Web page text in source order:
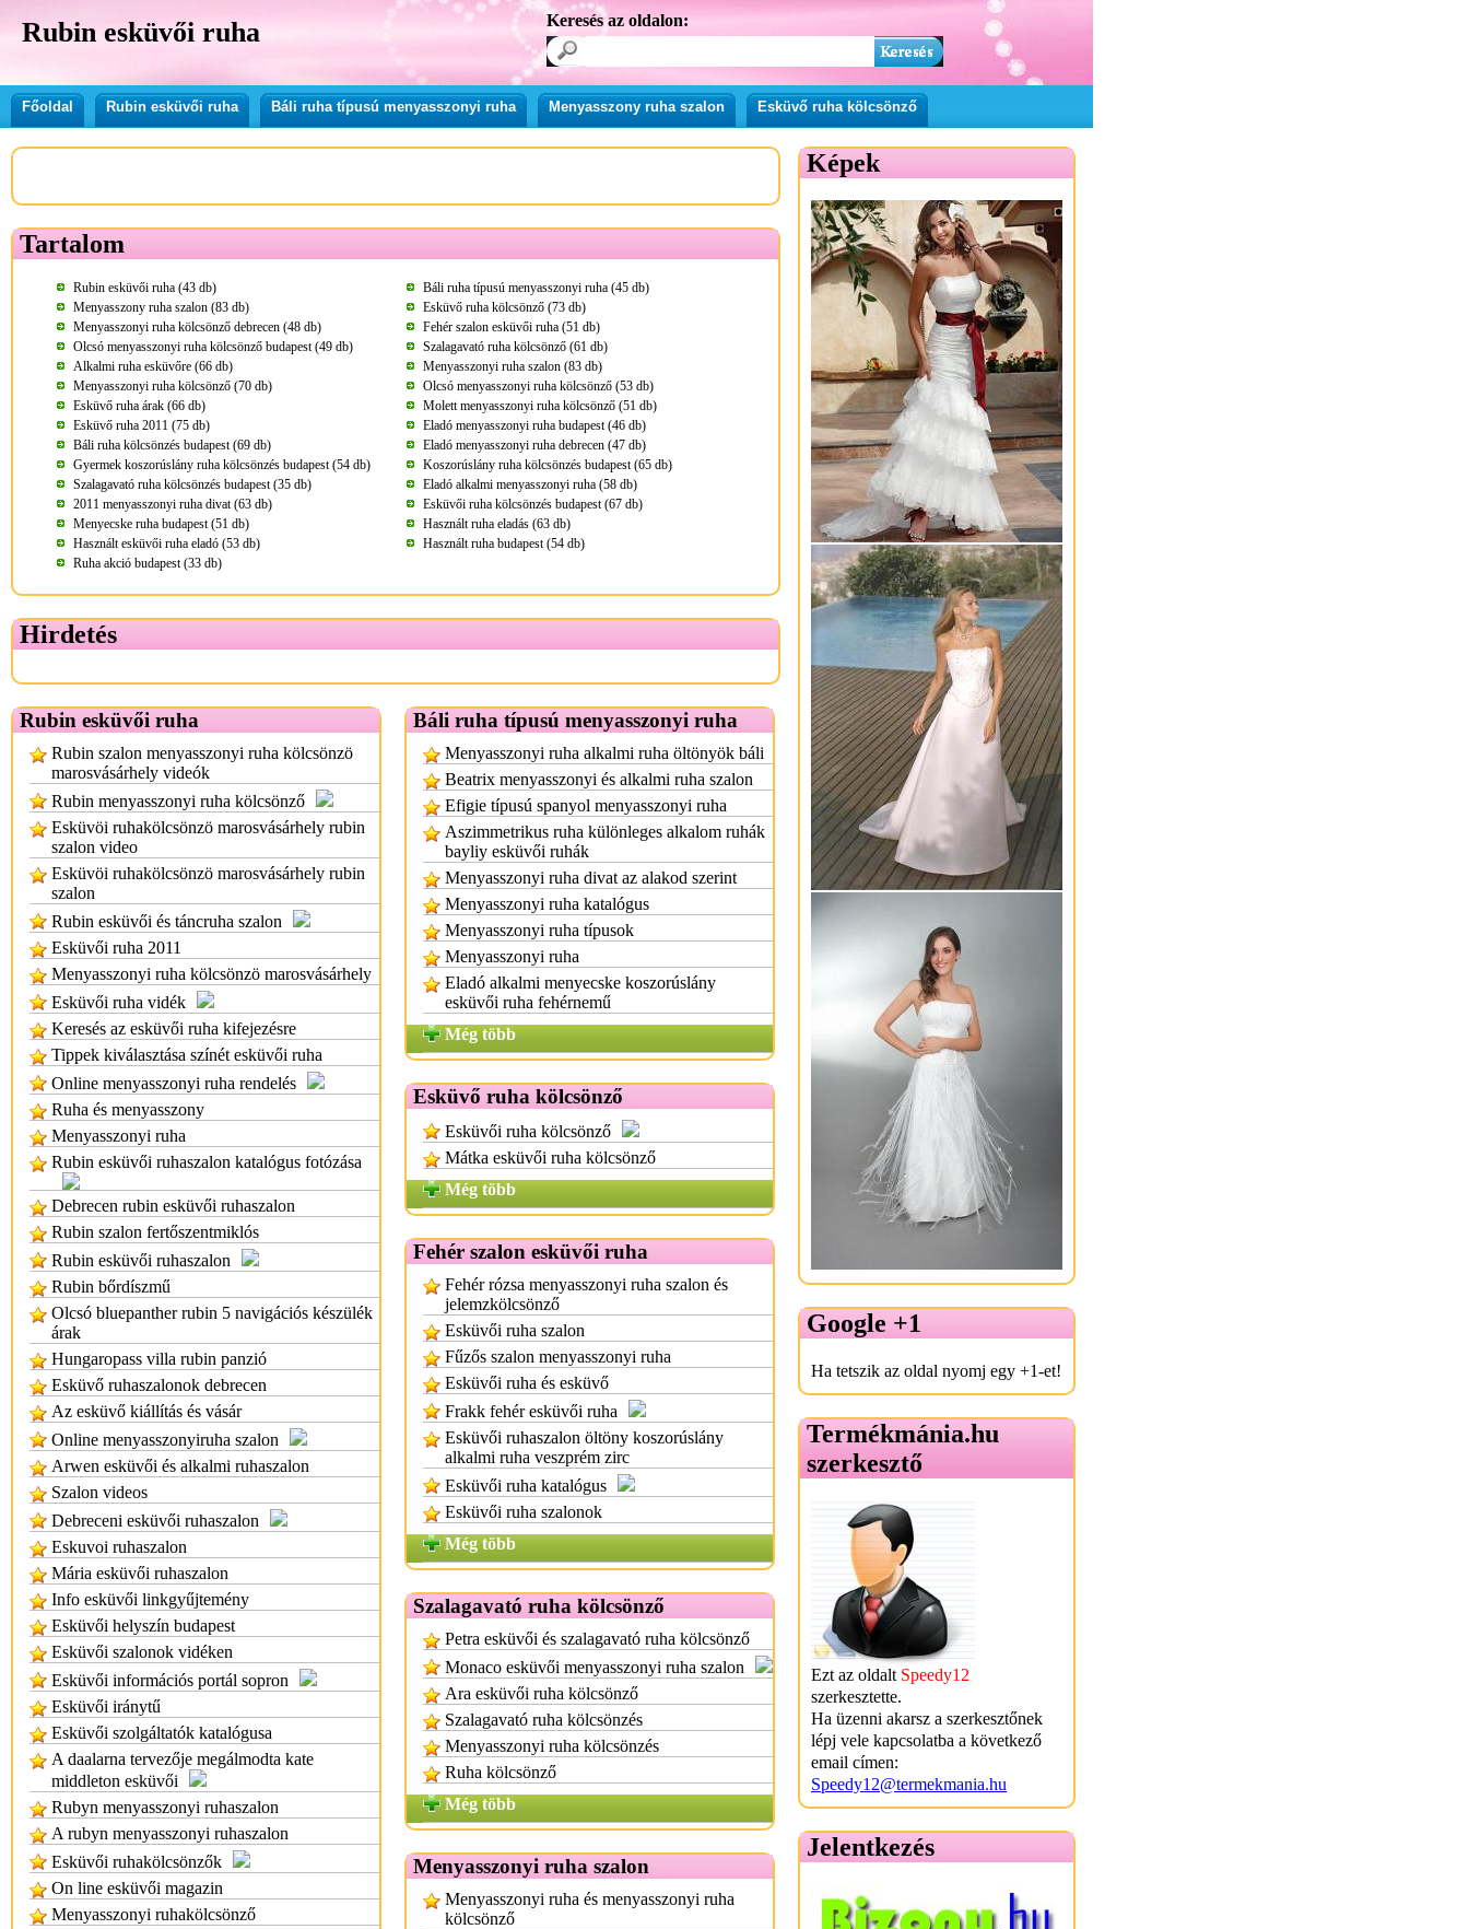
Rubin esküvői ruha Keresés az oldalon:
Főoldal Rubin esküvői ruha Báli ruha típusú menyasszonyi ruha Menyasszony ruha szalon Esküvő ruha kölcsönző
Tartalom
Rubin esküvői ruha (43 db)
Báli ruha típusú menyasszonyi ruha (45 db)
Menyasszony ruha szalon (83 db)
Esküvő ruha kölcsönző (73 db)
Menyasszonyi ruha kölcsönző debrecen (48 db)
Fehér szalon esküvői ruha (51 db)
Olcsó menyasszonyi ruha kölcsönző budapest (49 db)
Szalagavató ruha kölcsönző (61 db)
Alkalmi ruha esküvőre (66 db)
Menyasszonyi ruha szalon (83 db)
Menyasszonyi ruha kölcsönző (70 db)
Olcsó menyasszonyi ruha kölcsönző (53 db)
Esküvő ruha árak (66 db)
Molett menyasszonyi ruha kölcsönző (51 db)
Esküvő ruha 2011 (75 db)
Eladó menyasszonyi ruha budapest (46 db)
Báli ruha kölcsönzés budapest (69 db)
Eladó menyasszonyi ruha debrecen (47 db)
Gyermek koszorúslány ruha kölcsönzés budapest (54 db)
Koszorúslány ruha kölcsönzés budapest (65 db)
Szalagavató ruha kölcsönzés budapest (35 db)
Eladó alkalmi menyasszonyi ruha (58 db)
2011 menyasszonyi ruha divat (63 db)
Esküvői ruha kölcsönzés budapest (67 db)
Menyecske ruha budapest (51 db)
Használt ruha eladás (63 db)
Használt esküvői ruha eladó (53 db)
Használt ruha budapest (54 db)
Ruha akció budapest (33 db)
Hirdetés
Rubin esküvői ruha
Rubin szalon menyasszonyi ruha kölcsönzö
marosvásárhely videók
Rubin menyasszonyi ruha kölcsönző
Esküvöi ruhakölcsönzö marosvásárhely rubin
szalon video
Esküvöi ruhakölcsönzö marosvásárhely rubin
szalon
Rubin esküvői és táncruha szalon
Esküvői ruha 2011
Menyasszonyi ruha kölcsönzö marosvásárhely
Esküvői ruha vidék
Keresés az esküvői ruha kifejezésre
Tippek kiválasztása színét esküvői ruha
Online menyasszonyi ruha rendelés
Ruha és menyasszony
Menyasszonyi ruha
Rubin esküvői ruhaszalon katalógus fotózása
Debrecen rubin esküvői ruhaszalon
Rubin szalon fertőszentmiklós
Rubin esküvői ruhaszalon
Rubin bőrdíszmű
Olcsó bluepanther rubin 5 navigációs készülék
árak
Hungaropass villa rubin panzió
Esküvő ruhaszalonok debrecen
Az esküvő kiállítás és vásár
Online menyasszonyiruha szalon
Arwen esküvői és alkalmi ruhaszalon
Szalon videos
Debreceni esküvői ruhaszalon
Eskuvoi ruhaszalon
Mária esküvői ruhaszalon
Info esküvői linkgyűjtemény
Esküvői helyszín budapest
Esküvői szalonok vidéken
Esküvői információs portál sopron
Esküvői iránytű
Esküvői szolgáltatók katalógusa
A daalarna tervezője megálmodta kate
middleton esküvői
Rubyn menyasszonyi ruhaszalon
A rubyn menyasszonyi ruhaszalon
Esküvői ruhakölcsönzők
On line esküvői magazin
Menyasszonyi ruhakölcsönző
Báli ruha típusú menyasszonyi ruha
Menyasszonyi ruha alkalmi ruha öltönyök báli
Beatrix menyasszonyi és alkalmi ruha szalon
Efigie típusú spanyol menyasszonyi ruha
Aszimmetrikus ruha különleges alkalom ruhák
bayliy esküvői ruhák
Menyasszonyi ruha divat az alakod szerint
Menyasszonyi ruha katalógus
Menyasszonyi ruha típusok
Menyasszonyi ruha
Eladó alkalmi menyecske koszorúslány
esküvői ruha fehérnemű
Még több
Esküvő ruha kölcsönző
Esküvői ruha kölcsönző
Mátka esküvői ruha kölcsönző
Még több
Fehér szalon esküvői ruha
Fehér rózsa menyasszonyi ruha szalon és
jelemzkölcsönző
Esküvői ruha szalon
Fűzős szalon menyasszonyi ruha
Esküvői ruha és esküvő
Frakk fehér esküvői ruha
Esküvői ruhaszalon öltöny koszorúslány
alkalmi ruha veszprém zirc
Esküvői ruha katalógus
Esküvői ruha szalonok
Még több
Szalagavató ruha kölcsönző
Petra esküvői és szalagavató ruha kölcsönző
Monaco esküvői menyasszonyi ruha szalon
Ara esküvői ruha kölcsönző
Szalagavató ruha kölcsönzés
Menyasszonyi ruha kölcsönzés
Ruha kölcsönző
Még több
Menyasszonyi ruha szalon
Menyasszonyi ruha és menyasszonyi ruha
kölcsönző
Képek
Google +1
Ha tetszik az oldal nyomj egy +1-et!
Termékmánia.hu
szerkesztő
Ezt az oldalt Speedy12
szerkesztette.
Ha üzenni akarsz a szerkesztőnek
lépj vele kapcsolatba a következő
email címen:
Speedy12@termekmania.hu
Jelentkezés